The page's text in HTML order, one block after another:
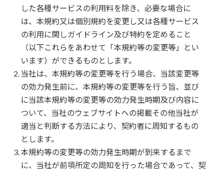
した各種サービスの利用料を除き、必要な場合に
は、本規約又は個別規約を変更し又は各種サービス
の利用に関しガイドライン及び特約を定めること
（以下これらをあわせて「本規約等の変更等」とい
います）ができるものとします。
当社は、本規約等の変更等を行う場合、当該変更等
の効力発生前に、本規約等の変更等を行う旨、並び
に当該本規約等の変更等の効力発生時期及び内容に
ついて、当社のウェブサイトへの掲載その他当社が
適当と判断する方法により、契約者に周知するもの
とします。
本規約等の変更等の効力発生時期が到来するまで
に、当社が前項所定の周知を行った場合であって、契